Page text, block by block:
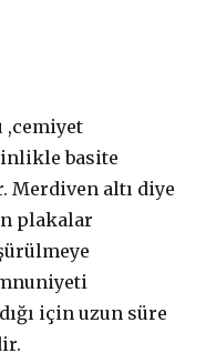
,cemiyet
basite
altı diye
plakalar
için uzun süre